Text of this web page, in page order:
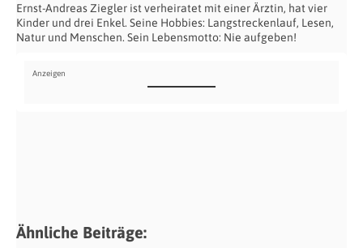
Ernst-Andreas Ziegler ist verheiratet mit einer Ärztin, hat vier
Kinder und drei Enkel. Seine Hobbies: Langstreckenlauf, Lesen,
Natur und Menschen. Sein Lebensmotto: Nie aufgeben!
Ähnliche Beiträge: